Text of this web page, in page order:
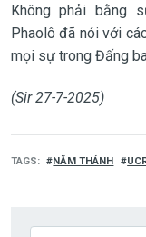
Không phải bằng
Phaolô đã nói với
mọi sự trong Đấng
(Sir 27-7-2025)
TAGS NĂM THÁNH